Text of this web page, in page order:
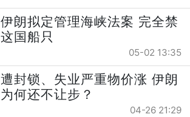
伊朗拟定管理海峡法案 完全禁
这国船只
05-02 13:35
遭封锁、失业严重物价涨 伊朗
为何还不让步？
04-26 21:29